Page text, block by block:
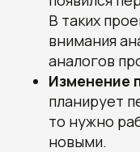
В таких
внимания
аналогов
Изменение
планирует
то нужно
новыми.